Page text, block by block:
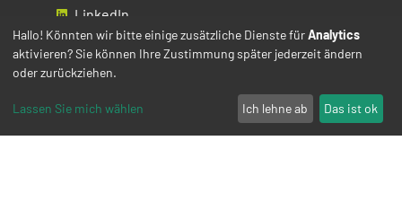
LinkedIn
Instagram
Facebook
YouTube
Hallo! Könnten wir bitte einige zusätzliche Dienste fürAnalytics
aktivieren? Sie können Ihre Zustimmung später jederzeit ändern
oder zurückziehen.
Lassen Sie mich wählen Ich lehne ab Das ist ok